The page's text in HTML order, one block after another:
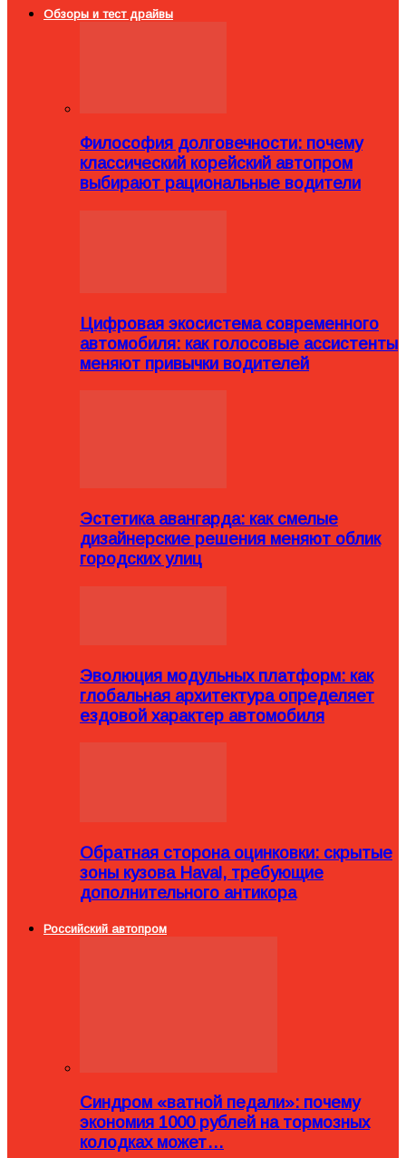
Обзоры и тест драйвы
Философия долговечности: почему
классический корейский автопром
выбирают рациональные водители
Цифровая экосистема современного
автомобиля: как голосовые ассистенты
меняют привычки водителей
Эстетика авангарда: как смелые
дизайнерские решения меняют облик
городских улиц
Эволюция модульных платформ: как
глобальная архитектура определяет
ездовой характер автомобиля
Обратная сторона оцинковки: скрытые
зоны кузова Haval, требующие
дополнительного антикора
Российский автопром
Синдром «ватной педали»: почему
экономия 1000 рублей на тормозных
колодках может…